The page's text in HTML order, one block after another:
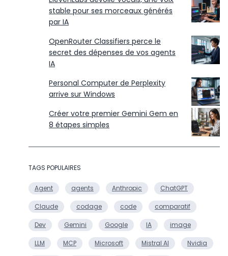
stable pour ses morceaux générés
par IA
OpenRouter Classifiers perce le
secret des dépenses de vos agents
IA
Personal Computer de Perplexity
arrive sur Windows
Créer votre premier Gemini Gem en
8 étapes simples
TAGS POPULAIRES
Agent agents Anthropic ChatGPT
Claude codage code comparatif
Dev Gemini Google IA image
LLM MCP Microsoft Mistral AI Nvidia